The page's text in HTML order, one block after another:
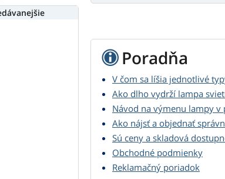
Poradňa
V čom sa líšia jednotlivé
Ako dlho vydrží lampa
Návod na výmenu lampy v
Ako nájsť a objednať
Sú ceny a skladová
Obchodné podmienky
Reklamačný poriadok